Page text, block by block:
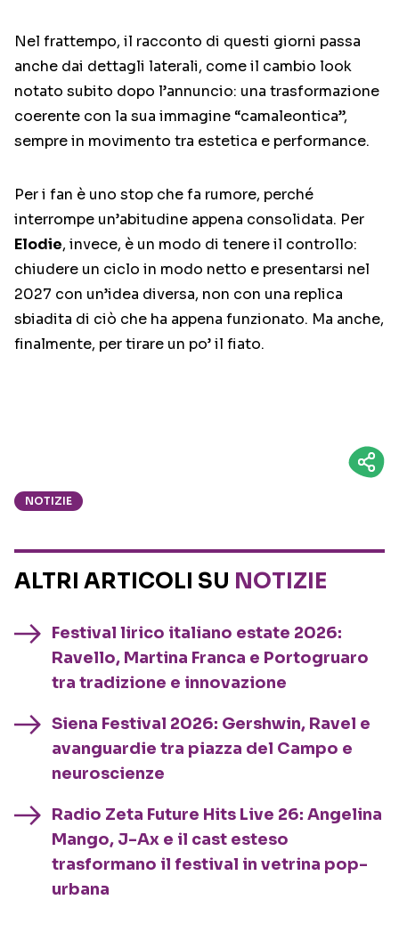
Nel frattempo, il racconto di questi giorni passa
anche dai dettagli laterali, come il cambio look
notato subito dopo l’annuncio: una trasformazione
coerente con la sua immagine “camaleontica”,
sempre in movimento tra estetica e performance.
Per i fan è uno stop che fa rumore, perché
interrompe un’abitudine appena consolidata. Per
Elodie, invece, è un modo di tenere il controllo:
chiudere un ciclo in modo netto e presentarsi nel
2027 con un’idea diversa, non con una replica
sbiadita di ciò che ha appena funzionato. Ma anche,
finalmente, per tirare un po’ il fiato.
NOTIZIE
ALTRI ARTICOLI SU NOTIZIE
Festival lirico italiano estate 2026:
Ravello, Martina Franca e Portogruaro
tra tradizione e innovazione
Siena Festival 2026: Gershwin, Ravel e
avanguardie tra piazza del Campo e
neuroscienze
Radio Zeta Future Hits Live 26: Angelina
Mango, J-Ax e il cast esteso
trasformano il festival in vetrina pop-
urbana